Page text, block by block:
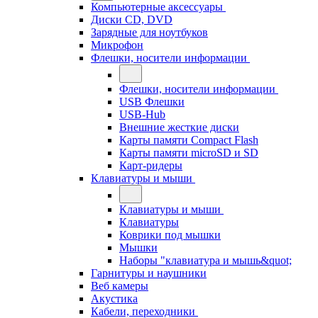
Компьютерные аксессуары
Диски CD, DVD
Зарядные для ноутбуков
Микрофон
Флешки, носители информации
Флешки, носители информации
USB Флешки
USB-Hub
Внешние жесткие диски
Карты памяти Compact Flash
Карты памяти microSD и SD
Карт-ридеры
Клавиатуры и мыши
Клавиатуры и мыши
Клавиатуры
Коврики под мышки
Мышки
Наборы "клавиатура и мышь&quot;
Гарнитуры и наушники
Веб камеры
Акустика
Кабели, переходники